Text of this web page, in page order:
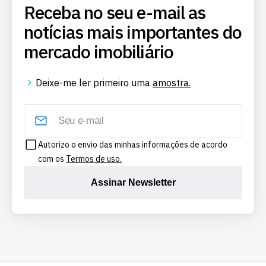
Receba no seu e-mail as
notícias mais importantes do
mercado imobiliário
Deixe-me ler primeiro uma amostra.
Autorizo o envio das minhas informações de acordo
com os Termos de uso.
Assinar Newsletter